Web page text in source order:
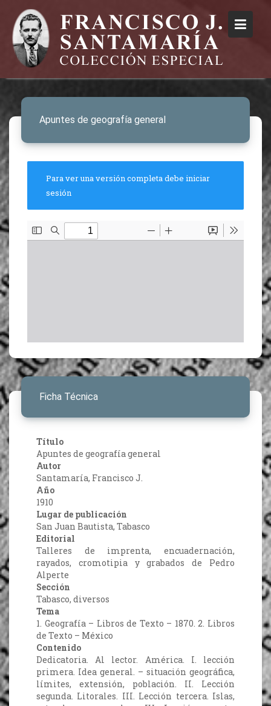
Apuntes de geografía general
Para ver una versión completa debe iniciar
sesión
Ficha Técnica
Título
Apuntes de geografía general
Autor
Santamaría, Francisco J.
Año
1910
Lugar de publicación
San Juan Bautista, Tabasco
Editorial
Talleres de imprenta, encuadernación,
rayados, cromotipia y grabados de Pedro
Alperte
Sección
Tabasco, diversos
Tema
1. Geografía – Libros de Texto – 1870. 2. Libros
de Texto – México
Contenido
Dedicatoria. Al lector. América. I. lección
primera. Idea general. – situación geográfica,
límites, extensión, población. II. Lección
segunda. Litorales. III. Lección tercera. Islas,